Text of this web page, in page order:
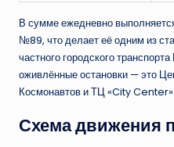
В сумме ежедневно
№89, что делает её одним из
частного городского
оживлённые остановки — это
Космонавтов и ТЦ «City Center».
Схема движения